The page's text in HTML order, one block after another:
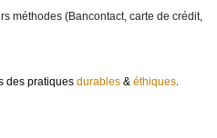
méthodes (Bancontact, carte de crédit,
des pratiques durables & éthiques.